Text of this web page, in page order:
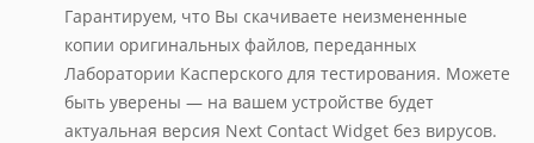
Гарантируем, что Вы скачиваете неизмененные
копии оригинальных файлов, переданных
Лаборатории Касперского для тестирования. Можете
быть уверены — на вашем устройстве будет
актуальная версия Next Contact Widget без вирусов.